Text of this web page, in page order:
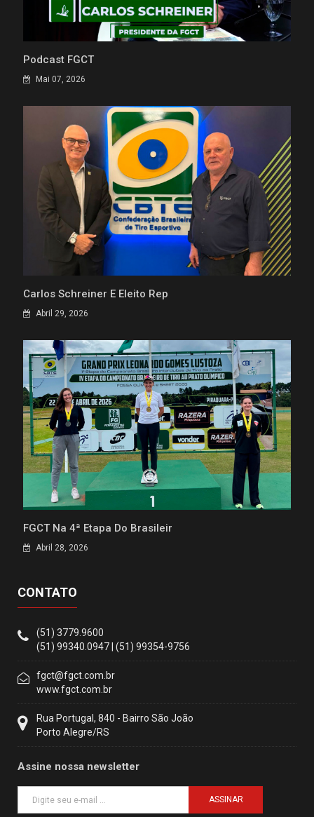
Podcast FGCT
Mai 07, 2026
Carlos Schreiner É Eleito Rep
Abril 29, 2026
FGCT Na 4ª Etapa Do Brasileir
Abril 28, 2026
CONTATO
(51) 3779.9600
(51) 99340.0947 | (51) 99354-9756
fgct@fgct.com.br
www.fgct.com.br
Rua Portugal, 840 - Bairro São João
Porto Alegre/RS
Assine nossa newsletter
ASSINAR